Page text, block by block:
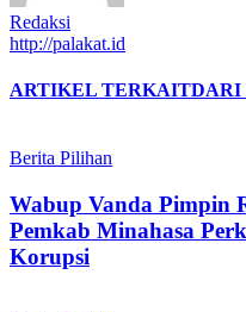
Redaksi
http://palakat.id
ARTIKEL TERKAITDARI
Berita Pilihan
Wabup Vanda Pimpin
Pemkab Minahasa
Korupsi